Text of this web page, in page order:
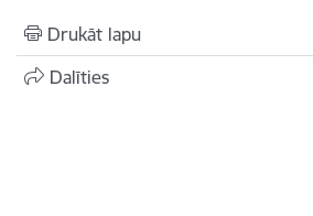
Drukāt lapu
Dalīties